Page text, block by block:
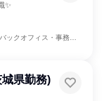
✨
クオフィス・事務・受付
県勤務)